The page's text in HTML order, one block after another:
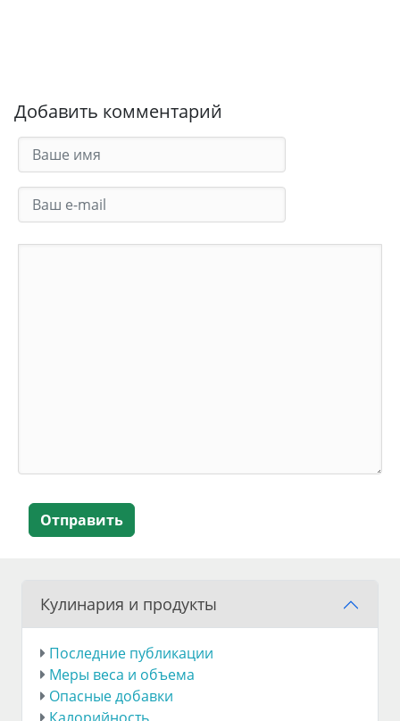
Добавить комментарий
Отправить
Кулинария и продукты
Последние публикации
Меры веса и объема
Опасные добавки